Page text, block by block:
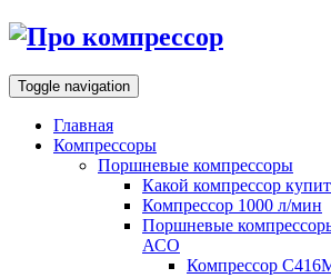
Toggle navigation
Главная
Компрессоры
Поршневые компрессоры
Какой компрессор
Компрессор 1000 л/мин
Поршневые
АСО
Компрессор